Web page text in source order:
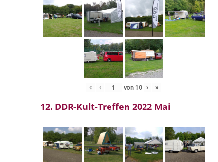
« ‹ von 10 › »
12. DDR-Kult-Treffen 2022 Mai